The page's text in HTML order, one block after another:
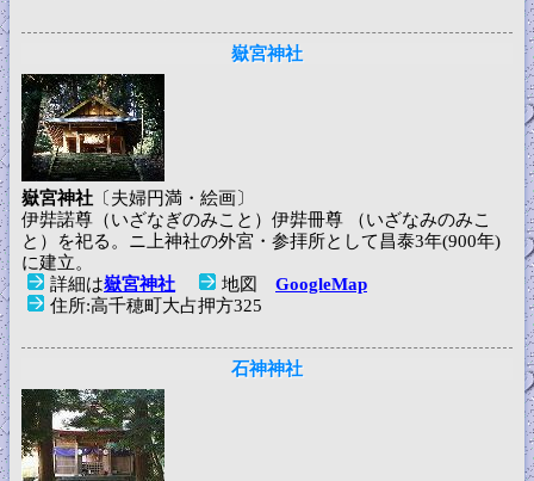
嶽宮神社
嶽宮神社 〔夫婦円満・絵画〕
伊弉諾尊（いざなぎのみこと）伊弉冊尊 （いざなみのみこ
と）を祀る。ニ上神社の外宮・参拝所として昌泰3年(900年)
に建立。
詳細は嶽宮神社 地図 GoogleMap
住所:高千穂町大占押方325
石神神社